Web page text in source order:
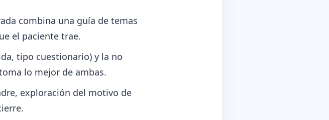
combina una guía de temas
el paciente trae.
tipo cuestionario) y la no
lo mejor de ambas.
exploración del motivo de